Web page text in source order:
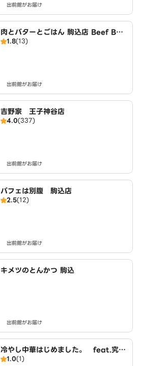
出前館がお届け
肉とバターとごはん 駒込店 Beef But
ter Rice
1.8(13)
出前館がお届け
吉野家 王子神谷店
4.0(337)
出前館がお届け
パフェは別腹 駒込店
2.5(12)
出前館がお届け
キメツのとんかつ 駒込
出前館がお届け
冷やし中華はじめました。 feat.究極
の塩だし 駒込店
1.0(1)